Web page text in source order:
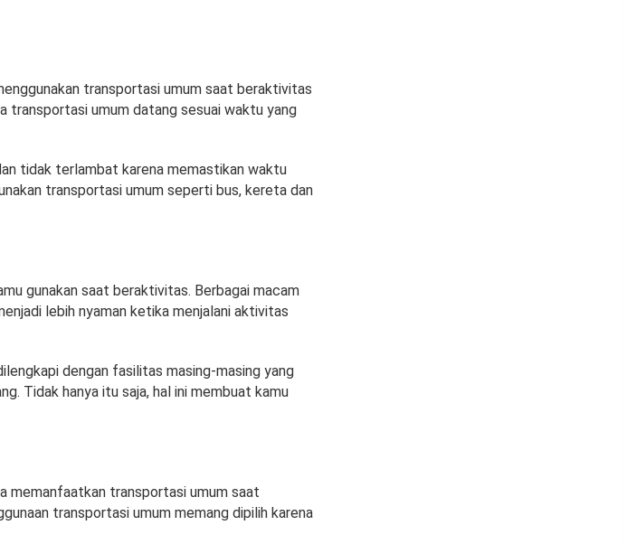
transportasi umum saat beraktivitas
transportasi umum datang sesuai waktu yang
tidak terlambat karena memastikan waktu
transportasi umum seperti bus, kereta dan
gunakan saat beraktivitas. Berbagai macam
lebih nyaman ketika menjalani aktivitas
dengan fasilitas masing-masing yang
Tidak hanya itu saja, hal ini membuat kamu
memanfaatkan transportasi umum saat
transportasi umum memang dipilih karena